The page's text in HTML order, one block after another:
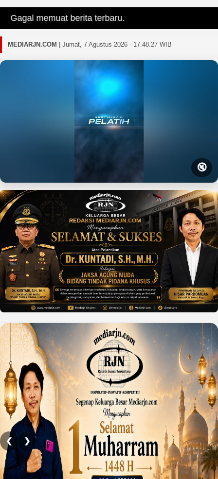
Gagal memuat berita terbaru.
MEDIARJN.COM Jumat, 7 Agustus 2026 - 17.48.28 WIB
🔇
❮ ❯